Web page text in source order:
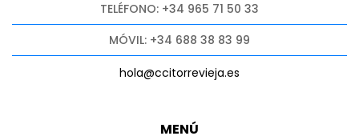
MENÚ
TELÉFONO: +34 965 71 50 33
MÓVIL: +34 688 38 83 99
hola@ccitorrevieja.es